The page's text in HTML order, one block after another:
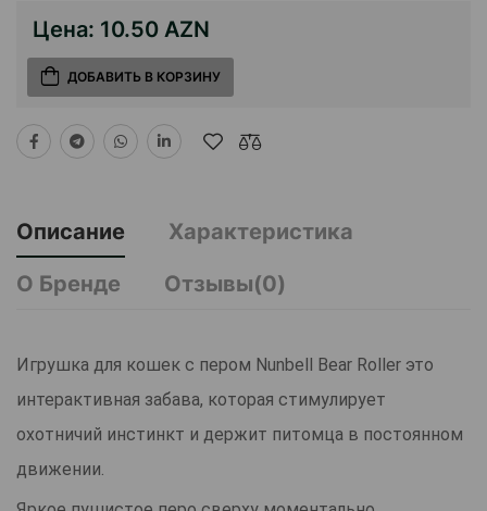
Цена: 10.50 AZN
ДОБАВИТЬ В КОРЗИНУ
Описание
Характеристика
О Бренде
Отзывы(0)
Игрушка для кошек с пером Nunbell Bear Roller это
интерактивная забава, которая стимулирует
охотничий инстинкт и держит питомца в постоянном
движении.